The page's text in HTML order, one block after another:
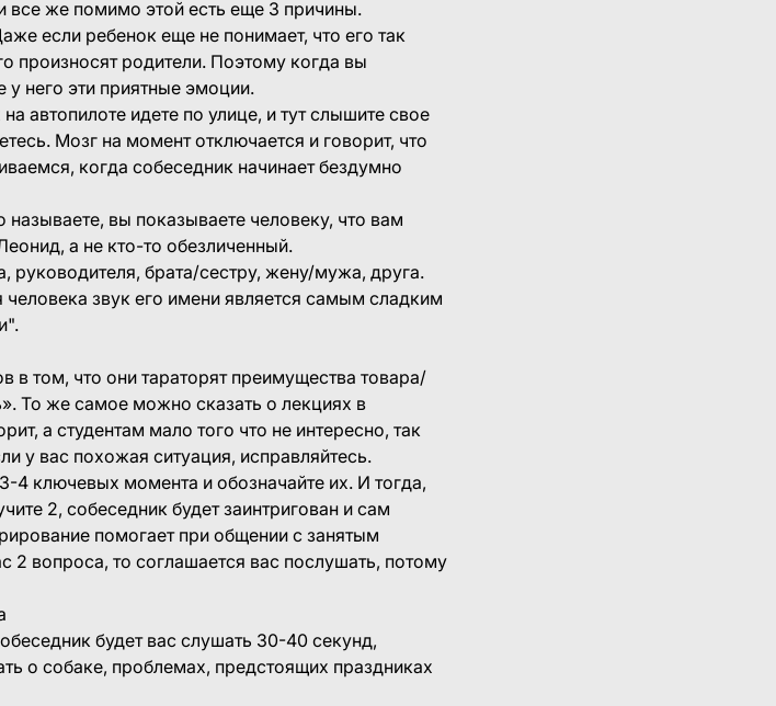
же помимо этой есть еще 3 причины.
если ребенок еще не понимает, что его так
произносят родители. Поэтому когда вы
него эти приятные эмоции.
автопилоте идете по улице, и тут слышите свое
Мозг на момент отключается и говорит, что
когда собеседник начинает бездумно
вы показываете человеку, что вам
а не кто-то обезличенный.
руководителя, брата/сестру, жену/мужа, друга.
звук его имени является самым сладким
что они тараторят преимущества товара/
То же самое можно сказать о лекциях в
а студентам мало того что не интересно, так
у вас похожая ситуация, исправляйтесь.
4 ключевых момента и обозначайте их. И тогда,
2, собеседник будет заинтригован и сам
помогает при общении с занятым
2 вопроса, то соглашается вас послушать, потому
будет вас слушать 30-40 секунд,
о собаке, проблемах, предстоящих праздниках